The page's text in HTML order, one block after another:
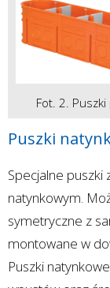
Fot. 2.
Puszki
Specjalne puszki
natynkowym.
symetryczne z
montowane w
Puszki